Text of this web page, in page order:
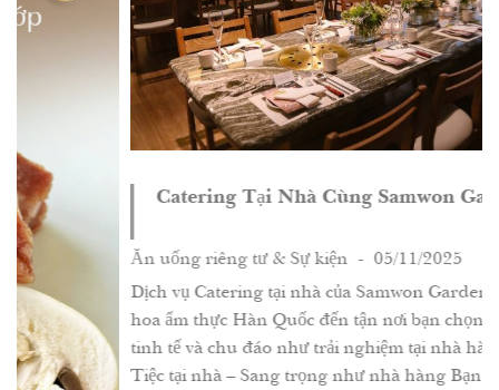
Catering Tại Nhà Cùng Samwon Garden
Ăn uống riêng tư & Sự kiện- 05/11/2025
Dịch vụ Catering tại nhà của Samwon Garden mang tinh
hoa ẩm thực Hàn Quốc đến tận nơi bạn chọn – sang trọng,
tinh tế và chu đáo như trải nghiệm tại nhà hàng cao cấp.
Tiệc tại nhà – Sang trọng như nhà hàng Bạn yêu sự ấm